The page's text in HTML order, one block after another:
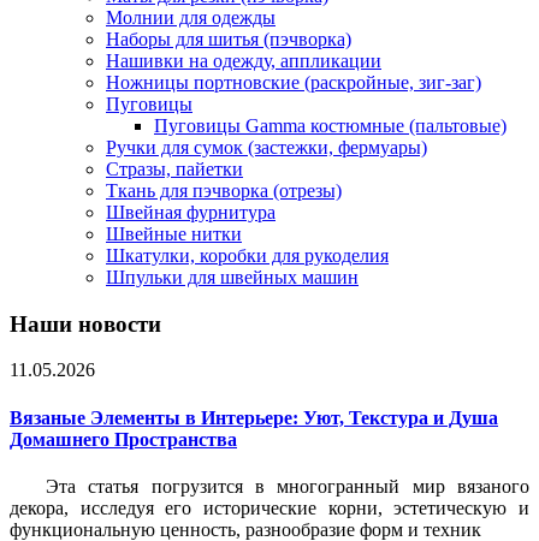
Молнии для одежды
Наборы для шитья (пэчворка)
Нашивки на одежду, аппликации
Ножницы портновские (раскройные, зиг-заг)
Пуговицы
Пуговицы Gamma костюмные (пальтовые)
Ручки для сумок (застежки, фермуары)
Стразы, пайетки
Ткань для пэчворка (отрезы)
Швейная фурнитура
Швейные нитки
Шкатулки, коробки для рукоделия
Шпульки для швейных машин
Наши новости
11.05.2026
Вязаные Элементы в Интерьере: Уют, Текстура и Душа
Домашнего Пространства
Эта статья погрузится в многогранный мир вязаного
декора, исследуя его исторические корни, эстетическую и
функциональную ценность, разнообразие форм и техник